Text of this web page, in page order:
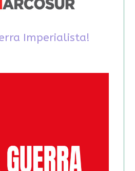
Imperialista!